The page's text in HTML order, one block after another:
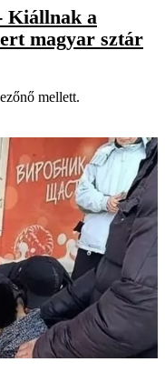
Kiállnak a
magyar sztár
mellett.